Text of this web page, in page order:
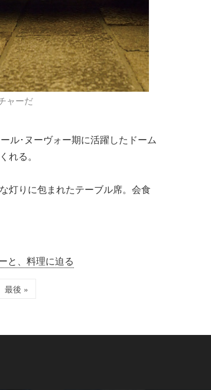
ャーだ
ル･ヌーヴォー期に活躍したドーム
れる。
灯りに包まれたテーブル席。会食
と、料理に迫る
最後 »